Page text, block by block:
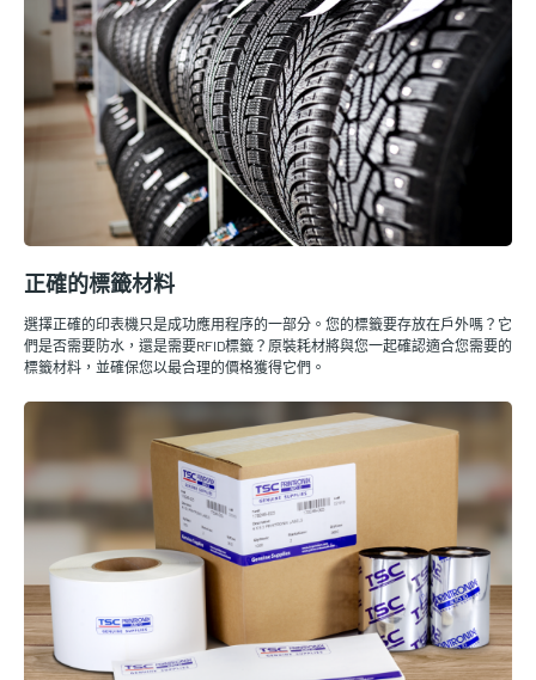
正確的標籤材料
選擇正確的印表機只是成功應用程序的一部分。您的標籤要存放在戶外嗎？它
們是否需要防水，還是需要RFID標籤？原裝耗材將與您一起確認適合您需要的
標籤材料，並確保您以最合理的價格獲得它們。